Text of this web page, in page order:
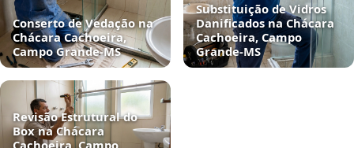
Conserto de Vedação na
Chácara Cachoeira,
Campo Grande‑MS
Substituição de Vidros
Danificados na Chácara
Cachoeira, Campo
Grande‑MS
Revisão Estrutural do
Box na Chácara
Cachoeira, Campo